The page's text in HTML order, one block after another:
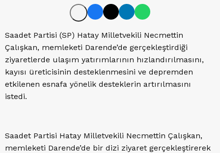
Saadet Partisi (SP) Hatay Milletvekili Necmettin
Çalışkan, memleketi Darende’de gerçekleştirdiği
ziyaretlerde ulaşım yatırımlarının hızlandırılmasını,
kayısı üreticisinin desteklenmesini ve depremden
etkilenen esnafa yönelik desteklerin artırılmasını
istedi.
Saadet Partisi Hatay Milletvekili Necmettin Çalışkan,
memleketi Darende’de bir dizi ziyaret gerçekleştirerek